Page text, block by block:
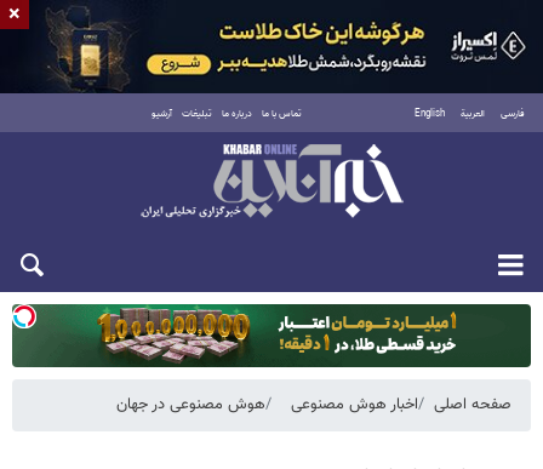
فارسی العربية English تماس با ما درباره ما تبلیغات آرشیو
یکشنبه ۱۸ مرداد ۱۴۰۵
صفحه اصلی اخبار هوش مصنوعی هوش مصنوعی در جهان
×